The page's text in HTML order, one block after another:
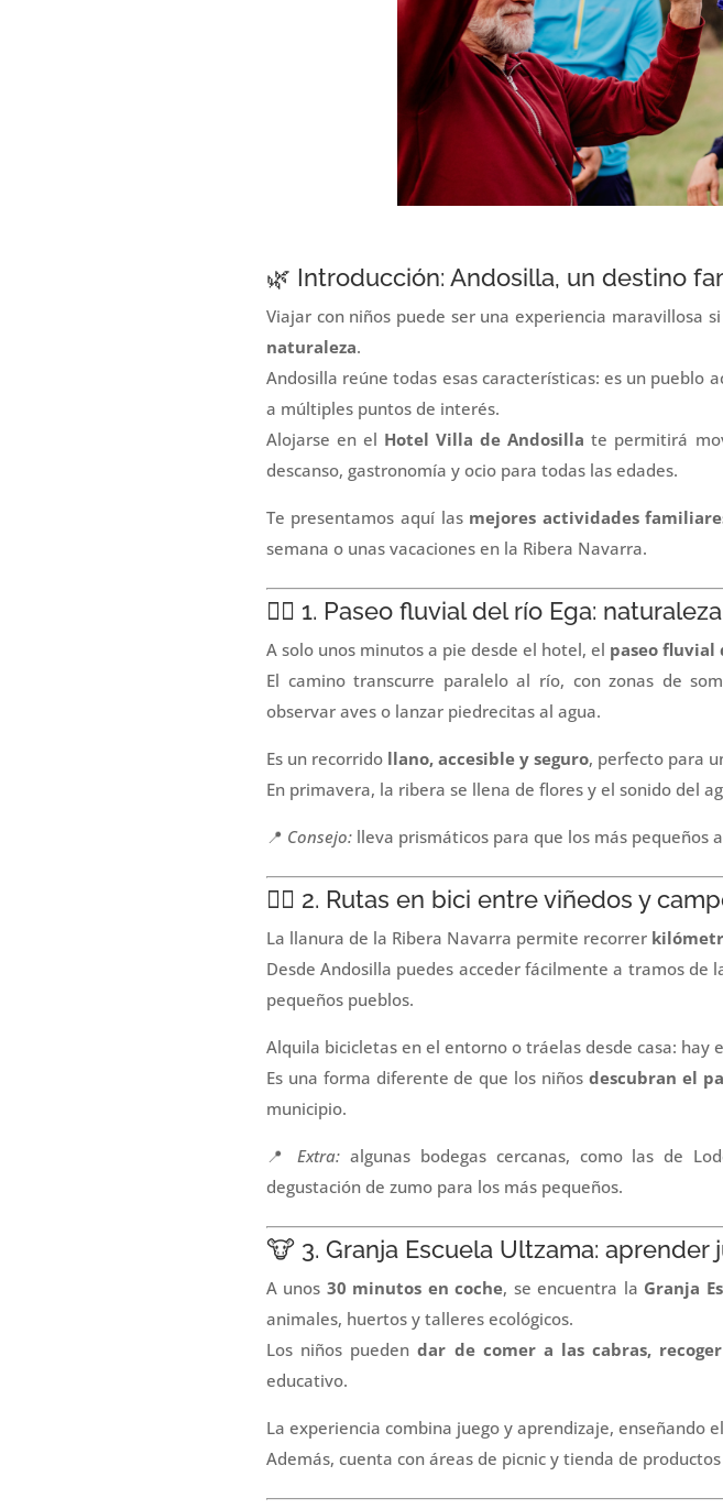
🌿 Introducción: Andosilla, un destino
Viajar con niños puede ser una experiencia maravillosa
naturaleza.
Andosilla reúne todas esas características: es un pueblo
a múltiples puntos de interés.
Alojarse en el Hotel Villa de Andosilla te permitirá
descanso, gastronomía y ocio para todas las edades.
Te presentamos aquí las mejores actividades
semana o unas vacaciones en la Ribera Navarra.
🚶‍♀️ 1. Paseo fluvial del río Ega:
A solo unos minutos a pie desde el hotel, el paseo fluvial
El camino transcurre paralelo al río, con zonas de
observar aves o lanzar piedrecitas al agua.
Es un recorrido llano, accesible y seguro, perfecto para
En primavera, la ribera se llena de flores y el sonido del
📍 Consejo:lleva prismáticos para que los más pequeños
🚴‍♂️ 2. Rutas en bici entre viñedos y
La llanura de la Ribera Navarra permite recorrer
Desde Andosilla puedes acceder fácilmente a tramos de
pequeños pueblos.
Alquila bicicletas en el entorno o tráelas desde casa: hay
Es una forma diferente de que los niños descubran el
municipio.
📍 Extra: algunas bodegas cercanas, como las de
degustación de zumo para los más pequeños.
🐮 3. Granja Escuela Ultzama: aprender
A unos 30 minutos en coche, se encuentra la Granja
animales, huertos y talleres ecológicos.
Los niños puedendar de comer a las cabras,
educativo.
La experiencia combina juego y aprendizaje, enseñando
Además, cuenta con áreas de picnic y tienda de